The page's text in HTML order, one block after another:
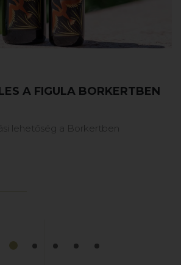
A FIGULA PINCÉSZET
első pezsgői